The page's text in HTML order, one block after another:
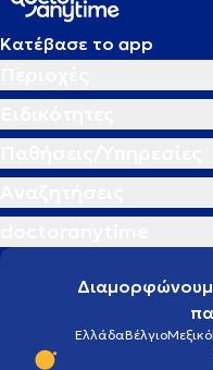
Κατέβασε το app
ΕλλάδαΒέλγιοΜεξικό